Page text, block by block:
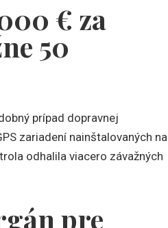
€ za
50
prípad dopravnej
zariadení nainštalovaných na
odhalila viacero závažných
pre